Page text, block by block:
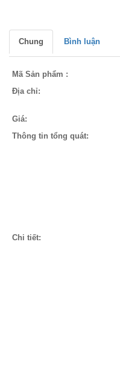
Chung Bình luận
Mã Sản phẩm :
Địa chỉ:
Giá:
Thông tin tổng quát:
Chi tiết: